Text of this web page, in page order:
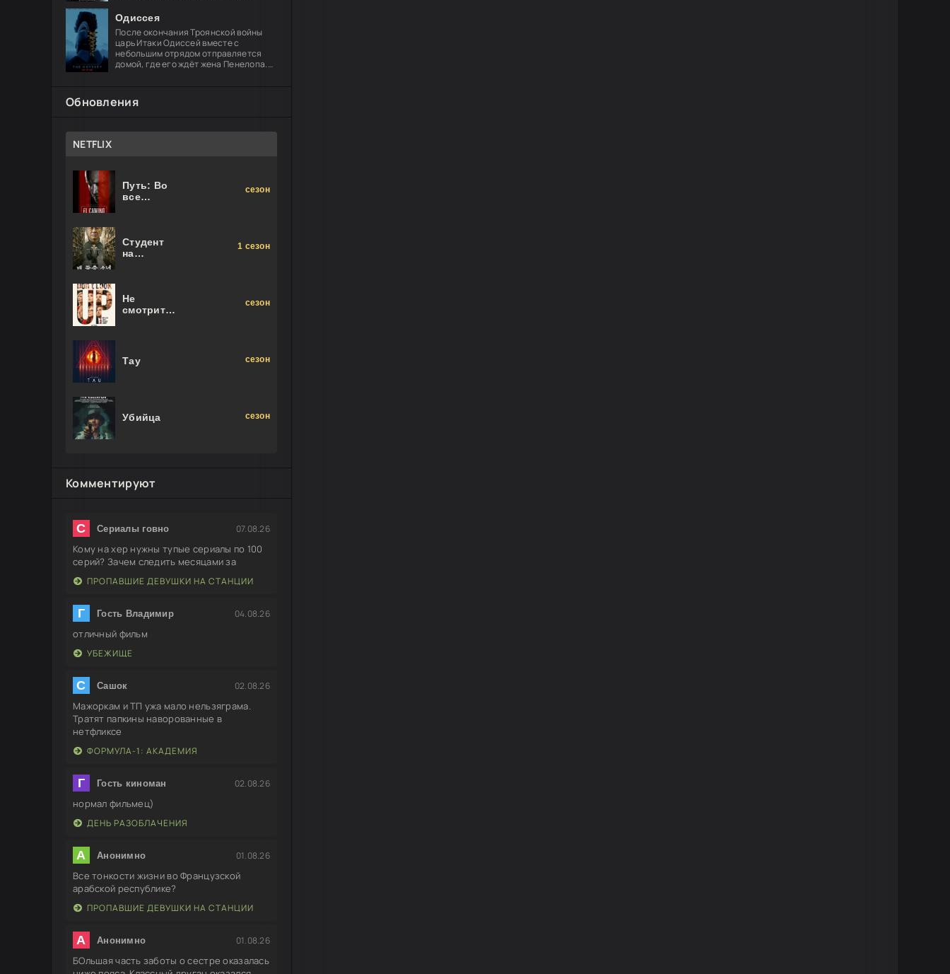
Мауи, чья слава гремит по всем
Одиссея
После окончания Троянской войны
царь Итаки Одиссей вместе с
небольшим отрядом отправляется
домой, где его ждёт жена Пенелопа.
Обновления
NETFLIX
Путь: Во
все
сезон
Студент
на
1 сезон
Не
смотрите
сезон
Тау сезон
Убийца сезон
Комментируют
С Сериалы говно 07.08.26
Кому на хер нужны тупые сериалы по 100
серий? Зачем следить месяцами за
ПРОПАВШИЕ ДЕВУШКИ НА СТАНЦИИ
Г Гость Владимир 04.08.26
отличный фильм
УБЕЖИЩЕ
С Сашок 02.08.26
Мажоркам и ТП ужа мало нельзяграма.
Тратят папкины наворованные в
нетфликсе
ФОРМУЛА-1: АКАДЕМИЯ
Г Гость киноман 02.08.26
нормал фильмец)
ДЕНЬ РАЗОБЛАЧЕНИЯ
А Анонимно 01.08.26
Все тонкости жизни во Французской
арабской республике?
ПРОПАВШИЕ ДЕВУШКИ НА СТАНЦИИ
А Анонимно 01.08.26
БОльшая часть заботы о сестре оказалась